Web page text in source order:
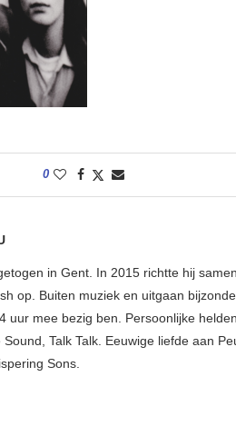
0
in Gent. In 2015 richtte hij
op. Buiten muziek en uitgaan
uur mee bezig ben. Persoonlijke
Talk Talk. Eeuwige liefde aan
Sons.